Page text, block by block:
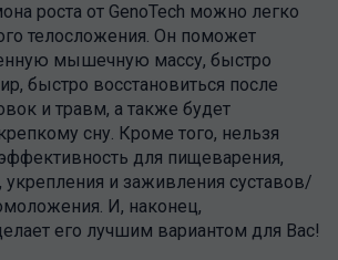
роста от GenoTech можно легко
телосложения. Он поможет
мышечную массу, быстро
быстро восстановиться после
и травм, а также будет
сну. Кроме того, нельзя
для пищеварения,
и заживления суставов/
И, наконец,
его лучшим вариантом для Вас!